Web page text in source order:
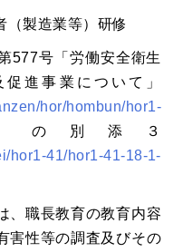
（製造業等）研修
577号「労働安全衛生
進事業について」
hor/hombun/hor1-
の別添３
hor1-41/hor1-41-18-1-
、職長教育の教育内容
害性等の調査及びその